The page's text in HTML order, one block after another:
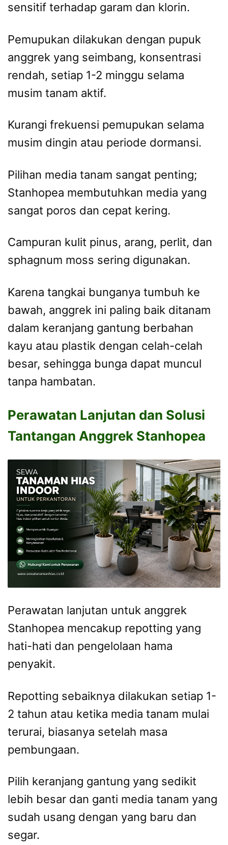
sensitif terhadap garam dan klorin.
Pemupukan dilakukan dengan pupuk
anggrek yang seimbang, konsentrasi
rendah, setiap 1-2 minggu selama
musim tanam aktif.
Kurangi frekuensi pemupukan selama
musim dingin atau periode dormansi.
Pilihan media tanam sangat penting;
Stanhopea membutuhkan media yang
sangat poros dan cepat kering.
Campuran kulit pinus, arang, perlit, dan
sphagnum moss sering digunakan.
Karena tangkai bunganya tumbuh ke
bawah, anggrek ini paling baik ditanam
dalam keranjang gantung berbahan
kayu atau plastik dengan celah-celah
besar, sehingga bunga dapat muncul
tanpa hambatan.
Perawatan Lanjutan dan Solusi
Tantangan Anggrek Stanhopea
Perawatan lanjutan untuk anggrek
Stanhopea mencakup repotting yang
hati-hati dan pengelolaan hama
penyakit.
Repotting sebaiknya dilakukan setiap 1-
2 tahun atau ketika media tanam mulai
terurai, biasanya setelah masa
pembungaan.
Pilih keranjang gantung yang sedikit
lebih besar dan ganti media tanam yang
sudah usang dengan yang baru dan
segar.